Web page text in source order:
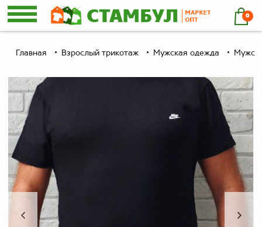
0
Главная Взрослый трикотаж Мужская одежда